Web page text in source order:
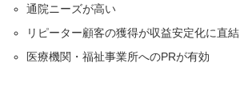
通院ニーズが高い
リピーター顧客の獲得が収益安定化に直結
医療機関・福祉事業所へのPRが有効